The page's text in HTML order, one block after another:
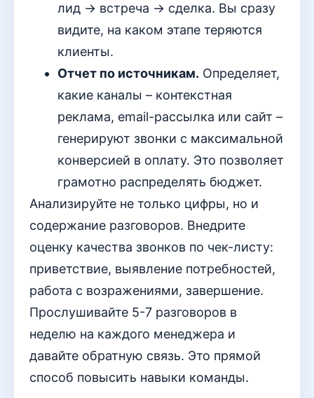
лид → встреча → сделка. Вы сразу
видите, на каком этапе теряются
клиенты.
Отчет по источникам. Определяет,
какие каналы – контекстная
реклама, email-рассылка или сайт –
генерируют звонки с максимальной
конверсией в оплату. Это позволяет
грамотно распределять бюджет.
Анализируйте не только цифры, но и
содержание разговоров. Внедрите
оценку качества звонков по чек-листу:
приветствие, выявление потребностей,
работа с возражениями, завершение.
Прослушивайте 5-7 разговоров в
неделю на каждого менеджера и
давайте обратную связь. Это прямой
способ повысить навыки команды.